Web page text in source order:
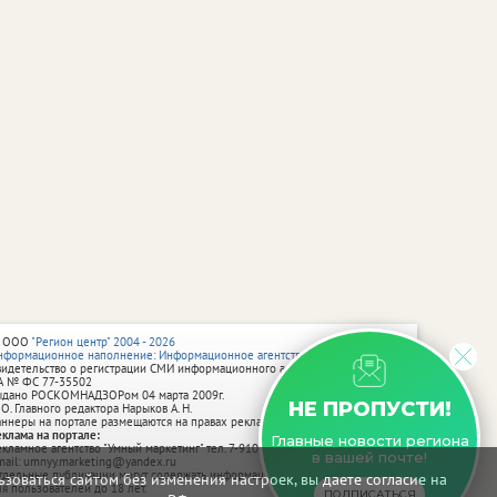
сайтом без изменения настроек, вы даете согласие на
НЕ ПРОПУСТИ!
Главные новости региона
в вашей почте!
"Регион центр" 2004 - 2026
наполнение: Информационное агентство vRossii.ru
о регистрации СМИ информационного агентства vRossii.ru
№ ФС 77‑35502
РОСКОМНАДЗОРом 04 марта 2009г.
Главного редактора Нарыков А. Н.
на портале размещаются на правах рекламы.
на портале:
агентство "Умный маркетинг" тел. 7-910-267-70-40,
umnyy.marketing@yandex.ru
публикации могут содержать информацию, не предназначенную
пользователей до 18 лет.